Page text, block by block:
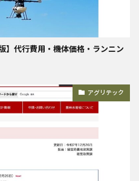
】代行費用・機体価格・ランニン
アグリテック